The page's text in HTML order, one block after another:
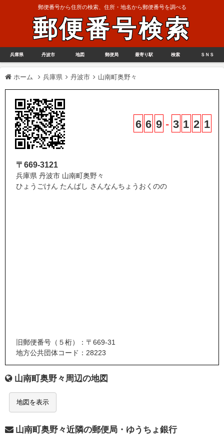
郵便番号から住所の検索、住所・地名から郵便番号を調べる
郵便番号検索
兵庫県 丹波市 地図 郵便局 最寄り駅 検索 ＳＮＳ
ホーム 兵庫県 丹波市 山南町奥野々
6 6 9 - 3 1 2 1
〒669-3121
兵庫県 丹波市 山南町奥野々
ひょうごけん たんばし さんなんちょうおくのの
旧郵便番号（５桁）：〒669-31
地方公共団体コード：28223
山南町奥野々周辺の地図
地図を表示
山南町奥野々近隣の郵便局・ゆうちょ銀行